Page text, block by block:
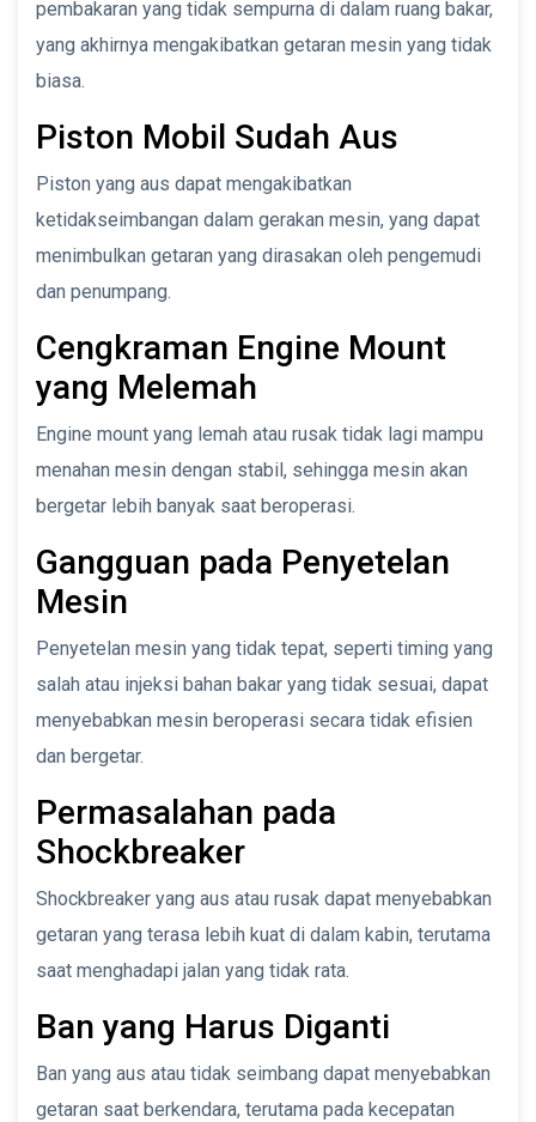
pembakaran yang tidak sempurna di dalam ruang bakar,
yang akhirnya mengakibatkan getaran mesin yang tidak
biasa.
Piston Mobil Sudah Aus
Piston yang aus dapat mengakibatkan
ketidakseimbangan dalam gerakan mesin, yang dapat
menimbulkan getaran yang dirasakan oleh pengemudi
dan penumpang.
Cengkraman Engine Mount
yang Melemah
Engine mount yang lemah atau rusak tidak lagi mampu
menahan mesin dengan stabil, sehingga mesin akan
bergetar lebih banyak saat beroperasi.
Gangguan pada Penyetelan
Mesin
Penyetelan mesin yang tidak tepat, seperti timing yang
salah atau injeksi bahan bakar yang tidak sesuai, dapat
menyebabkan mesin beroperasi secara tidak efisien
dan bergetar.
Permasalahan pada
Shockbreaker
Shockbreaker yang aus atau rusak dapat menyebabkan
getaran yang terasa lebih kuat di dalam kabin, terutama
saat menghadapi jalan yang tidak rata.
Ban yang Harus Diganti
Ban yang aus atau tidak seimbang dapat menyebabkan
getaran saat berkendara, terutama pada kecepatan